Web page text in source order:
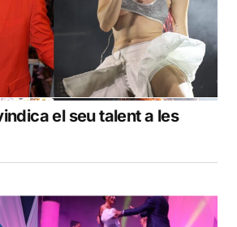
el seu talent a les